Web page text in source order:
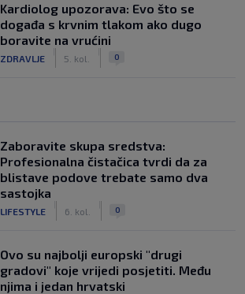
Kardiolog upozorava: Evo što se
događa s krvnim tlakom ako dugo
boravite na vrućini
ZDRAVLJE 5. kol. 0
Zaboravite skupa sredstva:
Profesionalna čistačica tvrdi da za
blistave podove trebate samo dva
sastojka
LIFESTYLE 6. kol. 0
Ovo su najbolji europski "drugi
gradovi" koje vrijedi posjetiti. Među
njima i jedan hrvatski